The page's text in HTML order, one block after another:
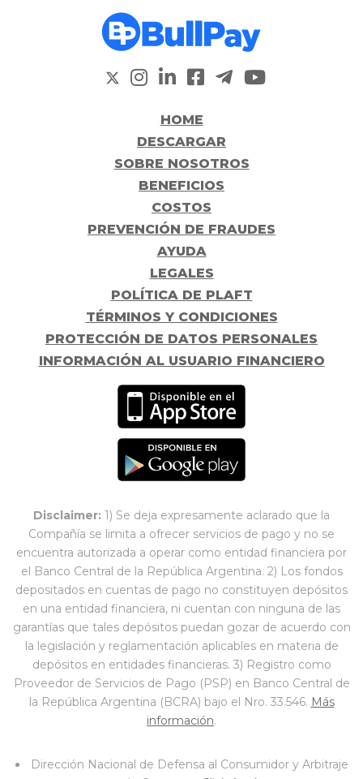
HOME
DESCARGAR
SOBRE NOSOTROS
BENEFICIOS
COSTOS
PREVENCIÓN DE FRAUDES
AYUDA
LEGALES
POLÍTICA DE PLAFT
TÉRMINOS Y CONDICIONES
PROTECCIÓN DE DATOS PERSONALES
INFORMACIÓN AL USUARIO FINANCIERO
Disclaimer: 1) Se deja expresamente aclarado que la
Compañía se limita a ofrecer servicios de pago y no se
encuentra autorizada a operar como entidad financiera por
el Banco Central de la República Argentina. 2) Los fondos
depositados en cuentas de pago no constituyen depósitos
en una entidad financiera, ni cuentan con ninguna de las
garantías que tales depósitos puedan gozar de acuerdo con
la legislación y reglamentación aplicables en materia de
depósitos en entidades financieras. 3) Registro como
Proveedor de Servicios de Pago (PSP) en Banco Central de
la República Argentina (BCRA) bajo el Nro. 33.546. Más
información.
Dirección Nacional de Defensa al Consumidor y Arbitraje